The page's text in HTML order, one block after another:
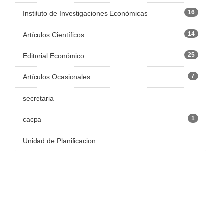
Instituto de Investigaciones Económicas 16
Artículos Científicos 14
Editorial Económico 25
Artículos Ocasionales 7
secretaria
cacpa 1
Unidad de Planificacion